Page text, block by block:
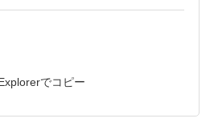
でコピー